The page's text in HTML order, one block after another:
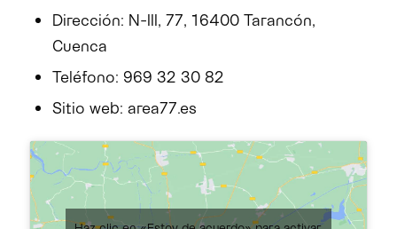
Dirección: N-III, 77, 16400 Tarancón,
Cuenca
Teléfono: 969 32 30 82
Sitio web: area77.es